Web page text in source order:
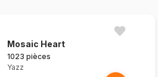
Mosaic Heart
1023 pièces
Yazz